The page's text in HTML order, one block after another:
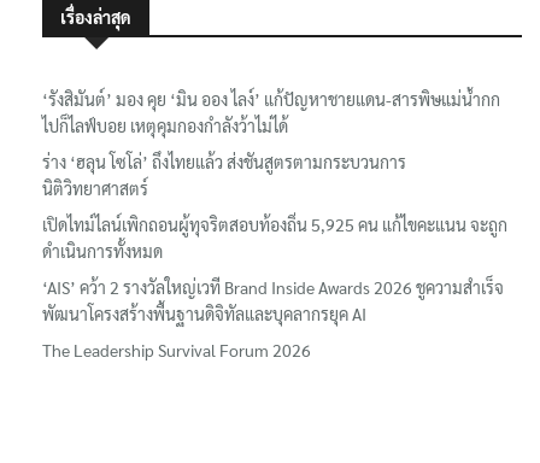
เรื่องล่าสุด
‘รังสิมันต์’ มอง คุย ‘มิน ออง ไลง์’ แก้ปัญหาชายแดน-สารพิษแม่น้ำกก
ไปก็ไลฟ์บอย เหตุคุมกองกำลังว้าไม่ได้
ร่าง ‘ฮลุน โซโล่’ ถึงไทยแล้ว ส่งชันสูตรตามกระบวนการ
นิติวิทยาศาสตร์
เปิดไทม์ไลน์เพิกถอนผู้ทุจริตสอบท้องถิ่น 5,925 คน แก้ไขคะแนน จะถูก
ดำเนินการทั้งหมด
‘AIS’ คว้า 2 รางวัลใหญ่เวที Brand Inside Awards 2026 ชูความสำเร็จ
พัฒนาโครงสร้างพื้นฐานดิจิทัลและบุคลากรยุค AI
The Leadership Survival Forum 2026